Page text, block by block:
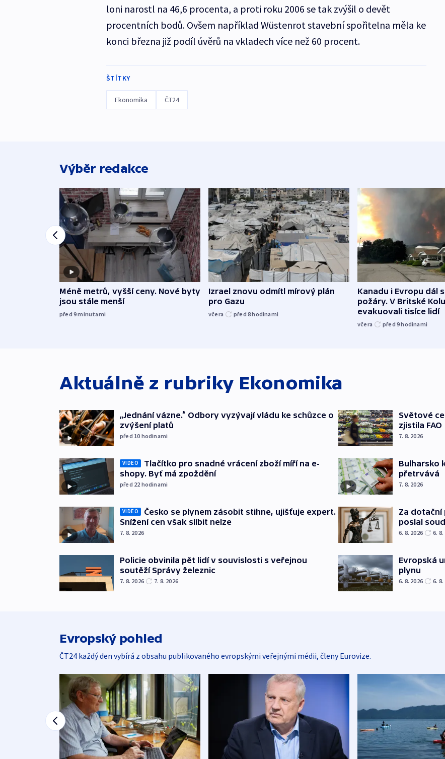
loni narostl na 46,6 procenta, a proti roku 2006 se tak zvýšil o devět
procentních bodů. Ovšem například Wüstenrot stavební spořitelna měla ke
konci března již podíl úvěrů na vkladech více než 60 procent.
ŠTÍTKY
Ekonomika ČT24
Výběr redakce
Méně metrů, vyšší ceny. Nové byty
jsou stále menší
před 9minutami
Izrael znovu odmítl mírový plán
pro Gazu
včera před 8hodinami
Kanadu i Evropu dál
požáry. V Britské
evakuovali tisíce lidí
včera před 9hodinami
Aktuálně z rubriky Ekonomika
„Jednání vázne.“ Odbory vyzývají vládu ke schůzce o
zvýšení platů
před 10 hodinami
VIDEO
Tlačítko pro snadné vrácení zboží míří na e-
shopy. Byť má zpoždění
před 22 hodinami
VIDEO
Česko se plynem zásobit stihne, ujišťuje expert.
Snížení cen však slíbit nelze
7. 8. 2026
Policie obvinila pět lidí v souvislosti s veřejnou
soutěží Správy železnic
7. 8. 2026 7. 8. 2026
Světové
zjistila FAO
7. 8. 2026
Bulharsko
přetrvává
7. 8. 2026
Za dotační
poslal
6. 8. 2026 6. 8.
Evropská
plynu
6. 8. 2026 6. 8.
Evropský pohled
ČT24 každý den vybírá z obsahu publikovaného evropskými veřejnými médii, členy Eurovize.